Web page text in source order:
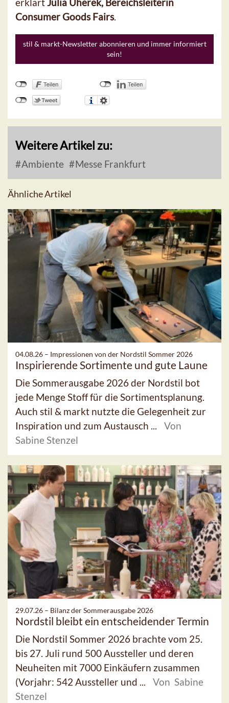
Consumer Goods Fairs.
stil & markt-Newsletter abonnieren und immer informiert
sein!
Weitere Artikel zu:
Ambiente Messe Frankfurt
Ähnliche Artikel
04.08.26 – Impressionen von der Nordstil Sommer 2026
Inspirierende Sortimente und gute Laune
Die Sommerausgabe 2026 der Nordstil bot
jede Menge Stoff für die Sortimentsplanung.
Auch stil & markt nutzte die Gelegenheit zur
Inspiration und zum Austausch ...
Von
Sabine Stenzel
29.07.26 – Bilanz der Sommerausgabe 2026
Nordstil bleibt ein entscheidender Termin
Die Nordstil Sommer 2026 brachte vom 25.
bis 27. Juli rund 500 Aussteller und deren
Neuheiten mit 7000 Einkäufern zusammen
(Vorjahr: 542 Aussteller und ...
Von Sabine
Stenzel